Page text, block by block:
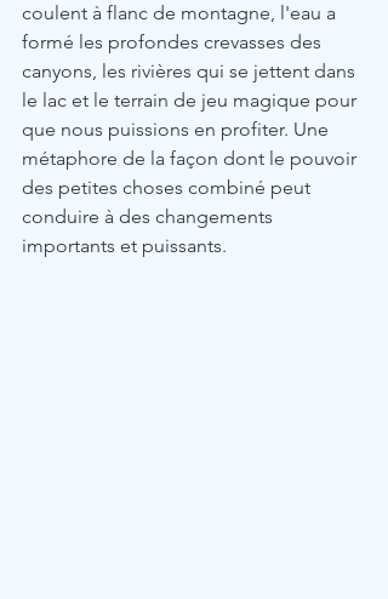
coulent à flanc de montagne, l'eau a
formé les profondes crevasses des
canyons, les rivières qui se jettent dans
le lac et le terrain de jeu magique pour
que nous puissions en profiter. Une
métaphore de la façon dont le pouvoir
des petites choses combiné peut
conduire à des changements
importants et puissants.